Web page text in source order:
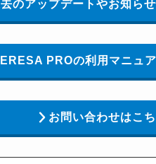
のアップデートやお知ら
ERESA PROの利用マニュ
お問い合わせはこ